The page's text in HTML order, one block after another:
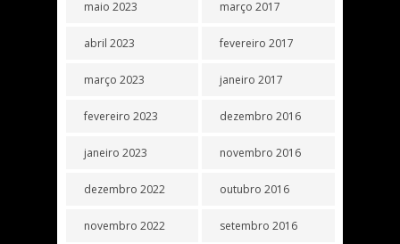
maio 2023
abril 2023
março 2023
fevereiro 2023
janeiro 2023
dezembro 2022
novembro 2022
março 2017
fevereiro 2017
janeiro 2017
dezembro 2016
novembro 2016
outubro 2016
setembro 2016